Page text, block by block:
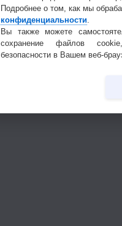
Подробнее о том, как мы
конфиденциальности.
Вы также можете
сохранение файлов
безопасности в Вашем веб-